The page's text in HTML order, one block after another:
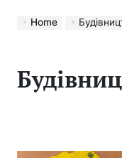
Home